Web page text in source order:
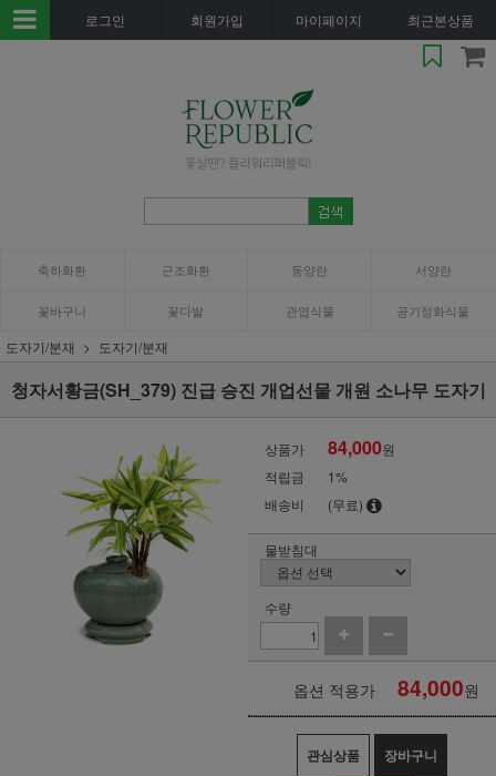
로그인 회원가입 마이페이지 최근본상품
축하화환 근조화환 동양란 서양란
꽃바구니 꽃다발 관엽식물 공기정화식물
도자기/분재 도자기/분재
청자서황금(SH_379) 진급 승진 개업선물 개원 소나무 도자기
상품가 84,000원
적립금
1%
배송비
(무료)
물받침대
수량
옵션 적용가 84,000원
관심상품 장바구니